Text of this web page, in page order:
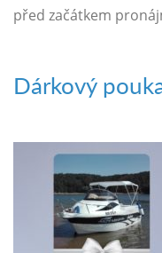
před začátkem
Dárkový